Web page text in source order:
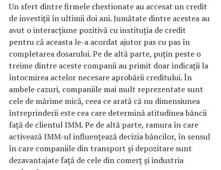
Un sfert dintre firmele chestionate au accesat un credit
de investiții în ultimii doi ani. Jumătate dintre acestea au
avut o interacțiune pozitivă cu instituția de credit
pentru că aceasta le-a acordat ajutor pas cu pas în
completarea dosarului. Pe de altă parte, puțin peste o
treime dintre aceste companii au primit doar indicații la
întocmirea actelor necesare aprobării creditului. În
ambele cazuri, companiile mai mult reprezentate sunt
cele de mărime mică, ceea ce arată că nu dimensiunea
întreprinderii este cea care determină atitudinea băncii
față de clientul IMM. Pe de altă parte, ramura în care
activează IMM-ul influențează decizia băncilor, în sensul
în care companiile din transport și depozitare sunt
dezavantajate față de cele din comerț și industria